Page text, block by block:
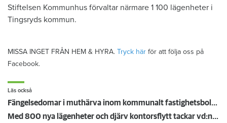
Stiftelsen Kommunhus förvaltar närmare 1 100 lägenheter i
Tingsryds kommun.
MISSA INGET FRÅN HEM & HYRA. Tryck här för att följa oss på
Facebook.
Läs också
Fängelsedomar i muthärva inom kommunalt fastighetsbolag överklagas
Med 800 nya lägenheter och djärv kontorsflytt tackar vd:n för sig